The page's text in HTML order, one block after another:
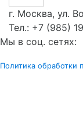
г. Москва, ул.
Тел.: +7 (985)
Мы в соц. сетях:
Политика обработки